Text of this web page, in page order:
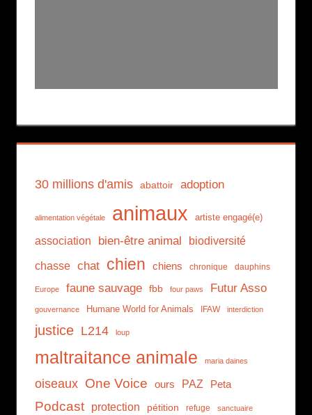
30 millions d'amis abattoir adoption
alimentation végétale animaux artiste engagé(e)
association bien-être animal biodiversité
chasse chat chien chiens chronique dauphins
Europe faune sauvage fbb four paws Futur Asso
gouvernance Humane World for Animals IFAW interdiction
justice L214 loup
maltraitance animale maria daines
oiseaux One Voice ours PAZ Peta
Podcast protection pétition refuge sanctuaire